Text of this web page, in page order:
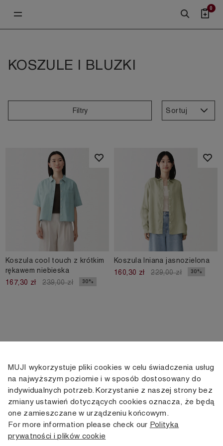
0
KOSZULE I BLUZKI
Filtry Sortuj
Koszula cool touch z krótkim
rękawem niebieska
167,30 zł
239,00 zł 30%
Koszula lniana jasnozielona
160,30 zł
229,00 zł 30%
KONTAKT
+48 505 166 958
zamowienia@muji.com.pl
Infolinia czynna
od poniedziałku do piątku
KONTO
Moje konto
Historia
INFORMACJE
Dostawa
Regulamin
MUJI wykorzystuje pliki cookies w celu świadczenia usług
na najwyższym poziomie i w sposób dostosowany do
indywidualnych potrzeb. Korzystanie z naszej strony bez
zmiany ustawień dotyczących cookies oznacza, że będą
one zamieszczane w urządzeniu końcowym.
For more information please check our Polityka
prywatności i plików cookie